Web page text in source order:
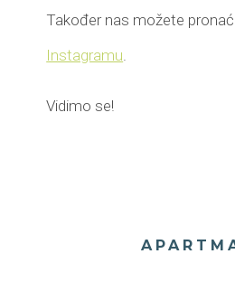
Također nas možete
Instagramu.
Vidimo se!